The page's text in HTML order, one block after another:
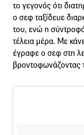
το γεγονός ότι
ο σεφ ταξίδευε
του, ενώ η
τέλεια μέρα. Με
έγραφε ο σεφ στη
βροντοφωνάζοντας